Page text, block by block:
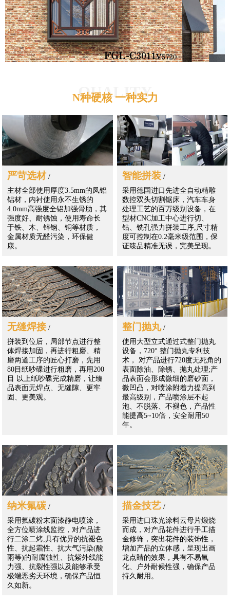
QUALITY
N种硬核 一种实力
严苛选材 /
主材全部使用厚度3.5mm的凤铝
铝材，内衬使用永不生锈的
4.0mm高强度全铝加强骨肋，其
强度好、耐锈蚀，使用寿命长
于铁、木、锌钢、铜等材质，
金属材质无醛污染，环保健
康。
智能拼装 /
采用德国进口先进全自动精雕
数控双头切割锯床，汽车车身
处理工艺的百万级别设备，在
型材CNC加工中心进行切、
钻、铣孔强力拼装工序,尺寸精
度可控制在0.2毫米级范围，保
证臻品精准无误，完美呈现。
无缝焊接/
拼装到位后，局部节点进行整
体焊接加固，再进行粗磨、精
磨两道工序的匠心打磨，先用
80目纸吵碟进行粗磨，再用200
目 以上纸吵碟完成精磨，让臻
品表面无焊点、无缝隙、更牢
固、更美观。
整门抛丸/
使用大型立式通过式整门抛丸
设备，720° 整门抛丸专利技
术， 对产品进行720度无死角的
表面除油、除锈、抛丸处理;产
品表面会形成微细的磨砂面，
微凹凸，对喷涂附着力提高到
最高级别，产品喷涂层不起
泡、不脱落、不褪色，产品性
能提高5~10倍，安全耐用50
年。
纳米氟碳 /
采用氟碳粉末面漆静电喷涂，
全方位喷涂线监控，对产品进
行二涂二烤,具有优异的抗褪色
性、抗起霜性、抗大气污染(酸
雨等)的耐腐蚀性、抗紫外线能
力强、抗裂性强以及能够承受
极端恶劣天环境，确保产品恒
久如新。
描金技艺 /
采用进口珠光涂料云母片煅烧
而成，对产品花件进行手工描
金修饰，突出花件的装饰性，
增加产品的立体感，呈现出画
龙点睛的效果，具有不易氧
化、户外耐候性强，确保产品
持久耐用。